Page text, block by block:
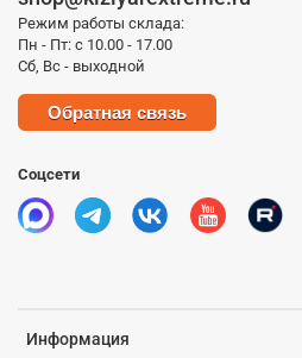
Информация
Режим работы склада:
Пн - Пт: с 10.00 - 17.00
Сб, Вс - выходной
Обратная связь
Соцсети